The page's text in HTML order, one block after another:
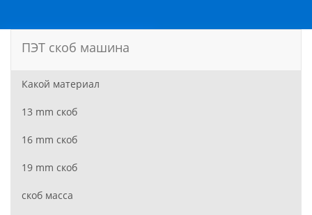
ПЭТ скоб машина
Какой материал
13 mm скоб
16 mm скоб
19 mm скоб
скоб масса